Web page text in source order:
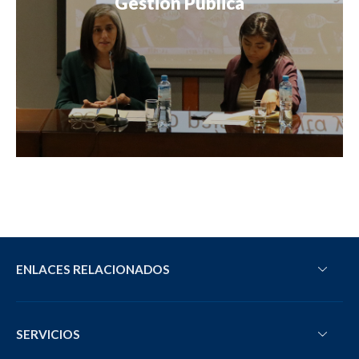
adecuadas. Con vocación de servicio, se orienta a
resultados y gestiona recursos de forma eficiente, eficaz
y transparente, promoviendo la innovación y mejora
continua para generar valor.
ENLACES RELACIONADOS
SERVICIOS